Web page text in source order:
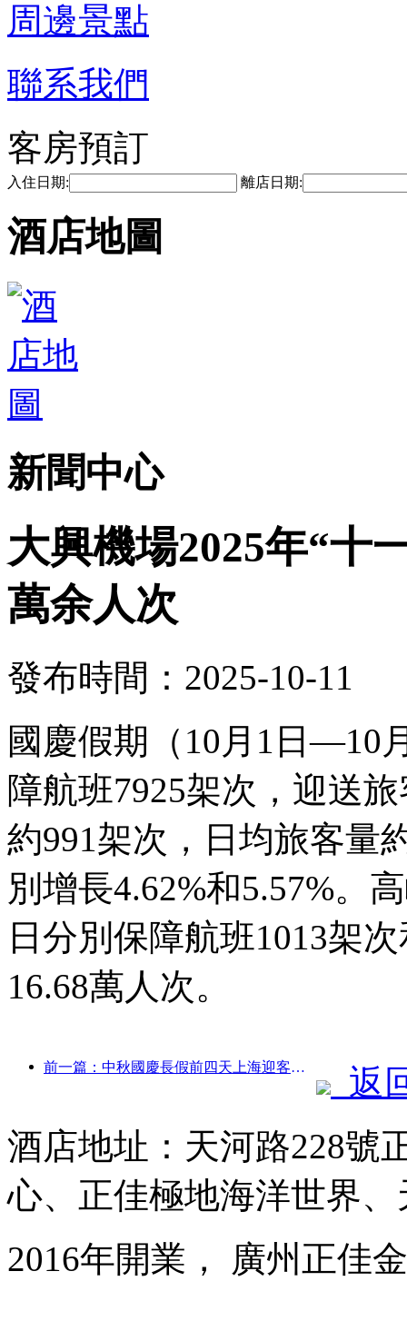
周邊景點
聯系我們
客房預訂
入住日期: 離店日期:
酒店地圖
新聞中心
大興機場2025年“十
萬余人次
發布時間：2025-10-11
國慶假期（10月1日—10
障航班7925架次，迎送
約991架次，日均旅客量
別增長4.62%和5.57%。
日分別保障航班1013架
16.68萬人次。
前一篇：中秋國慶長假前四天上海迎客逾1511萬人次，同比增長超兩成
返
酒店地址：天河路228號
心、正佳極地海洋世界
2016年開業， 廣州正